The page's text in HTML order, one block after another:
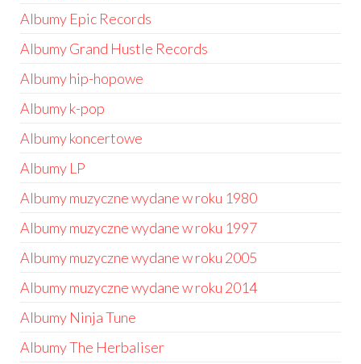
Albumy Epic Records
Albumy Grand Hustle Records
Albumy hip-hopowe
Albumy k-pop
Albumy koncertowe
Albumy LP
Albumy muzyczne wydane w roku 1980
Albumy muzyczne wydane w roku 1997
Albumy muzyczne wydane w roku 2005
Albumy muzyczne wydane w roku 2014
Albumy Ninja Tune
Albumy The Herbaliser